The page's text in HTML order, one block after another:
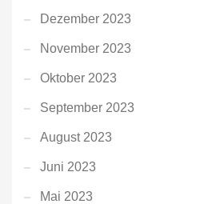
Dezember 2023
November 2023
Oktober 2023
September 2023
August 2023
Juni 2023
Mai 2023